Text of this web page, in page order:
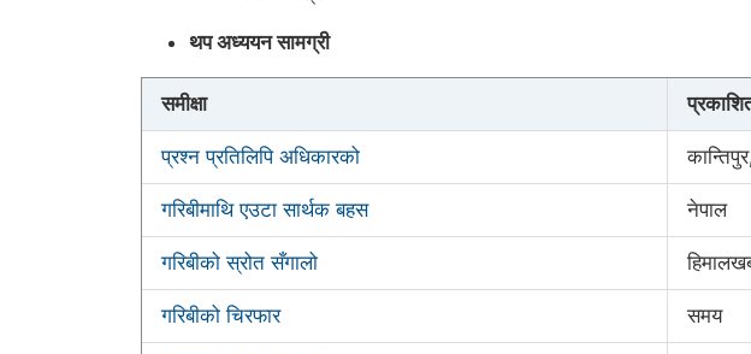
थप अध्ययन सामग्री
समीक्षा
प्रश्न प्रतिलिपि अधिकारको
गरिबीमाथि एउटा सार्थक बहस नेपाल
गरिबीको स्रोत सँगालो
गरिबीको चिरफार समय